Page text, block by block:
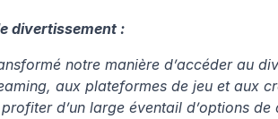
divertissement :
notre manière d’accéder au
aux plateformes de jeu et aux
d’un large éventail d’options